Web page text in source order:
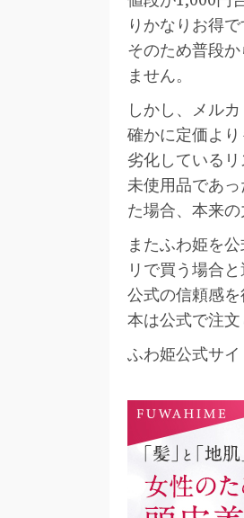
りかなりお得で
そのため普段
ません。
しかし、メル
確かに定価よ
劣化しているリ
未使用品であ
た場合、本来
またふわ姫を
リで買う場合と
公式の信頼感
本は公式で注文
ふわ姫公式サ